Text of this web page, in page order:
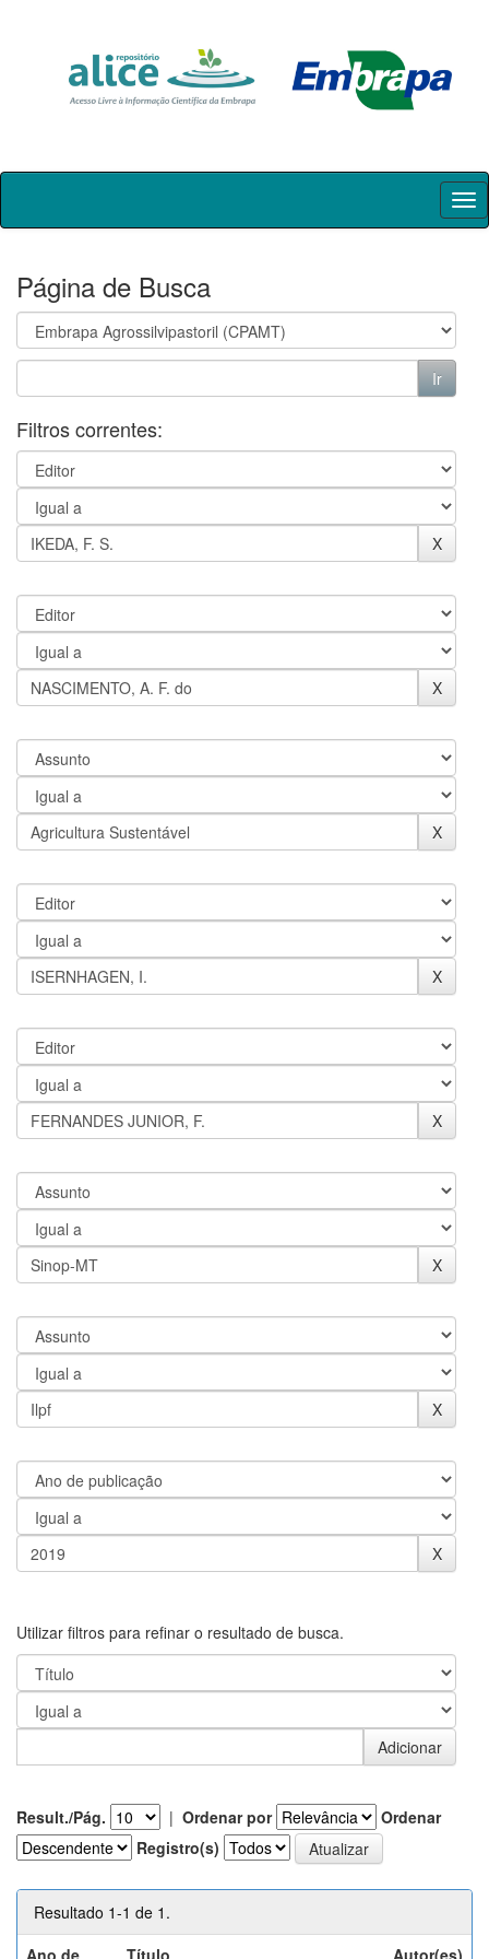
Skip
Página de Busca
Filtros correntes:
Utilizar filtros para refinar o resultado de busca.
Result./Pág. | Ordenar por
Ordenar
Registro(s)
Resultado 1-1 de 1.
Ano de
Título Autor(es)